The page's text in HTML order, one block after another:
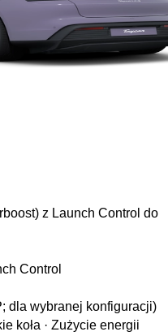
z Launch Control do
Control
dla wybranej konfiguracji)
koła · Zużycie energii